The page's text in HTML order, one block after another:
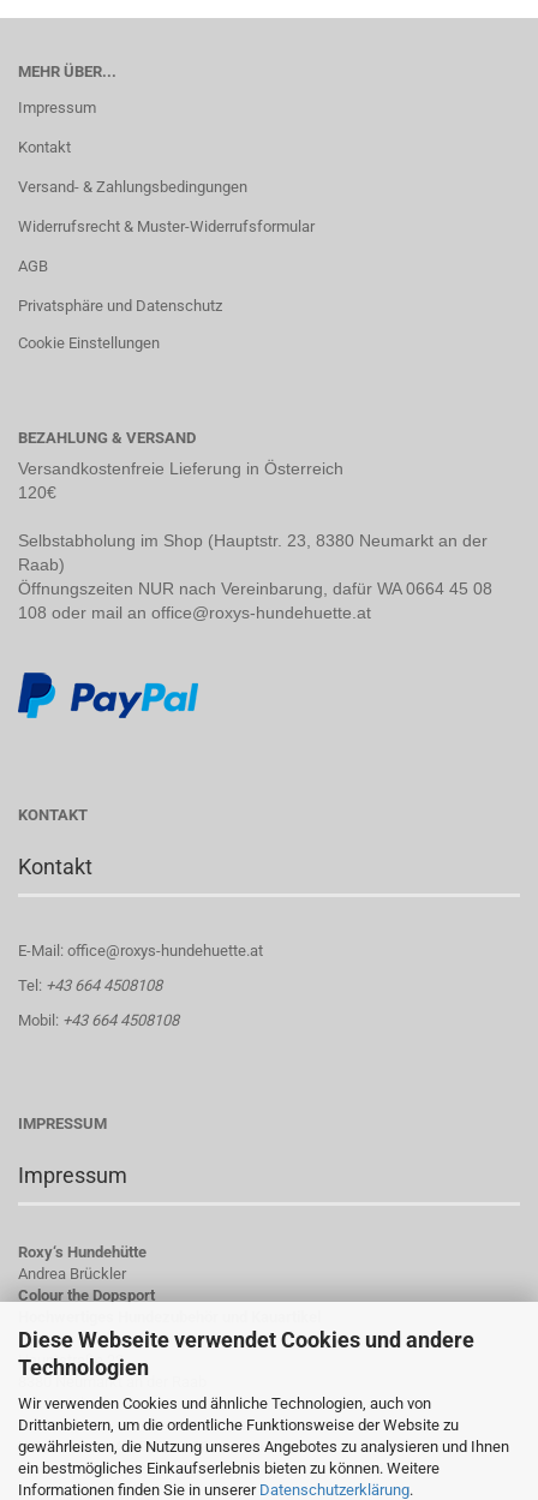
Diese Webseite verwendet Cookies und andere
Technologien
Wir verwenden Cookies und ähnliche Technologien, auch von
Drittanbietern, um die ordentliche Funktionsweise der Website zu
gewährleisten, die Nutzung unseres Angebotes zu analysieren und Ihnen
ein bestmögliches Einkaufserlebnis bieten zu können. Weitere
Informationen finden Sie in unserer Datenschutzerklärung.
MEHR ÜBER...
Impressum
Kontakt
Versand- & Zahlungsbedingungen
Widerrufsrecht & Muster-Widerrufsformular
AGB
Privatsphäre und Datenschutz
Cookie Einstellungen
BEZAHLUNG & VERSAND
Versandkostenfreie Lieferung in Österreich
120€
Selbstabholung im Shop (Hauptstr. 23, 8380 Neumarkt an der
Raab)
Öffnungszeiten NUR nach Vereinbarung, dafür WA 0664 45 08
108 oder mail an office@roxys-hundehuette.at
KONTAKT
Kontakt
E-Mail: office@roxys-hundehuette.at
Tel: +43 664 4508108
Mobil: +43 664 4508108
IMPRESSUM
Impressum
Roxy‘s Hundehütte
Andrea Brückler
Colour the Dopsport
Hauptstraße 23
8380 Neumarkt an der Raab
Österreich
UID-Nummer: ATU78784923